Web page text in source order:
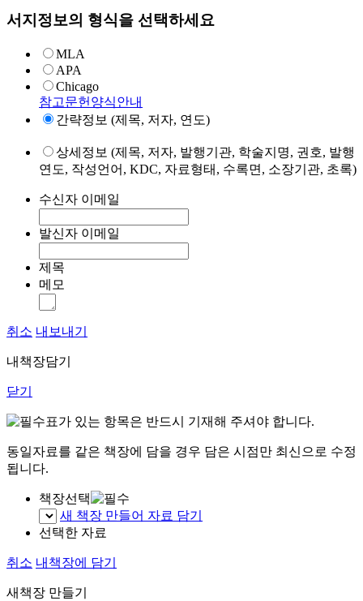
서지정보의 형식을 선택하세요
MLA
APA
Chicago
참고문헌양식안내
간략정보 (제목, 저자, 연도)
상세정보 (제목, 저자, 발행기관, 학술지명, 권호, 발행
연도, 작성언어, KDC, 자료형태, 수록면, 소장기관, 초록)
수신자 이메일
발신자 이메일
제목
메모
취소 내보내기
내책장담기
닫기
표가 있는 항목은 반드시 기재해 주셔야 합니다.
동일자료를 같은 책장에 담을 경우 담은 시점만 최신으로 수정
됩니다.
책장선택
새 책장 만들어 자료 담기
선택한 자료
취소 내책장에 담기
새책장 만들기